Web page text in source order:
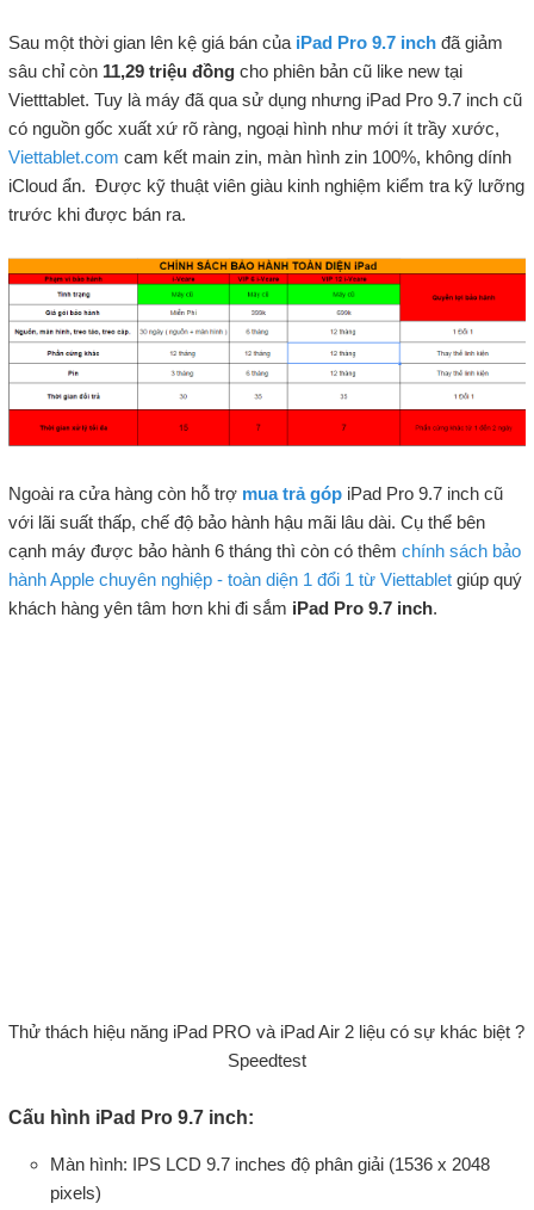
Sau một thời gian lên kệ giá bán của iPad Pro 9.7 inchđã giảm
sâu chỉ còn 11,29 triệu đồngcho phiên bản cũ like new tại
Vietttablet. Tuy là máy đã qua sử dụng nhưng iPad Pro 9.7 inch cũ
có nguồn gốc xuất xứ rõ ràng, ngoại hình như mới ít trầy xước,
Viettablet.com cam kết main zin, màn hình zin 100%, không dính
iCloud ẩn. Được kỹ thuật viên giàu kinh nghiệm kiểm tra kỹ lưỡng
trước khi được bán ra.
Ngoài ra cửa hàng còn hỗ trợ mua trả gópiPad Pro 9.7 inch cũ
với lãi suất thấp, chế độ bảo hành hậu mãi lâu dài. Cụ thể bên
cạnh máy được bảo hành 6 tháng thì còn có thêm chính sách bảo
hành Apple chuyên nghiệp - toàn diện 1 đổi 1 từ Viettabletgiúp quý
khách hàng yên tâm hơn khi đi sắm iPad Pro 9.7 inch.
Thử thách hiệu năng iPad PRO và iPad Air 2 liệu có sự khác biệt ?
Speedtest
Cấu hình iPad Pro 9.7 inch:
Màn hình: IPS LCD 9.7 inches độ phân giải (1536 x 2048
pixels)